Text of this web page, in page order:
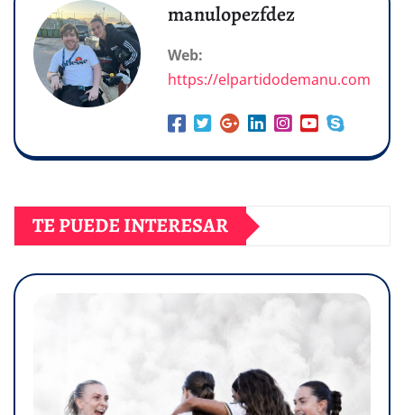
manulopezfdez
Web:
https://elpartidodemanu.com
TE PUEDE INTERESAR